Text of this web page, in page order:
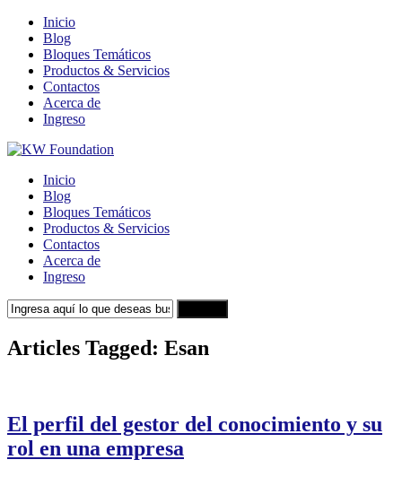
Inicio
Blog
Bloques Temáticos
Productos & Servicios
Contactos
Acerca de
Ingreso
Inicio
Blog
Bloques Temáticos
Productos & Servicios
Contactos
Acerca de
Ingreso
Articles Tagged: Esan
El perfil del gestor del conocimiento y su
rol en una empresa